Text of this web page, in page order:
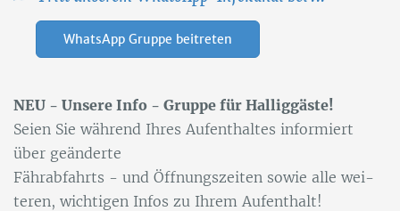
WhatsApp Gruppe beitreten
NEU - Un­se­re Info - Grup­pe für Hal­lig­gäs­te!
Sei­en Sie wäh­rend Ih­res Auf­ent­hal­tes in­for­miert
über ge­än­der­te
Fähr­ab­fahrts - und Öff­nungs­zei­ten so­wie alle wei­
te­ren, wich­ti­gen In­fos zu Ih­rem Auf­ent­halt!